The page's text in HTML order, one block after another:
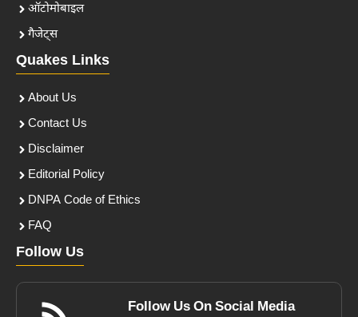
ऑटोमोबाइल
गैजेट्स
Quakes Links
About Us
Contact Us
Disclaimer
Editorial Policy
DNPA Code of Ethics
FAQ
Follow Us
Follow Us On Social Media